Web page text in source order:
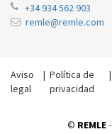
+34 934 562 903
remle@remle.com
Aviso
legal
| Política de
privacidad
© REMLE-